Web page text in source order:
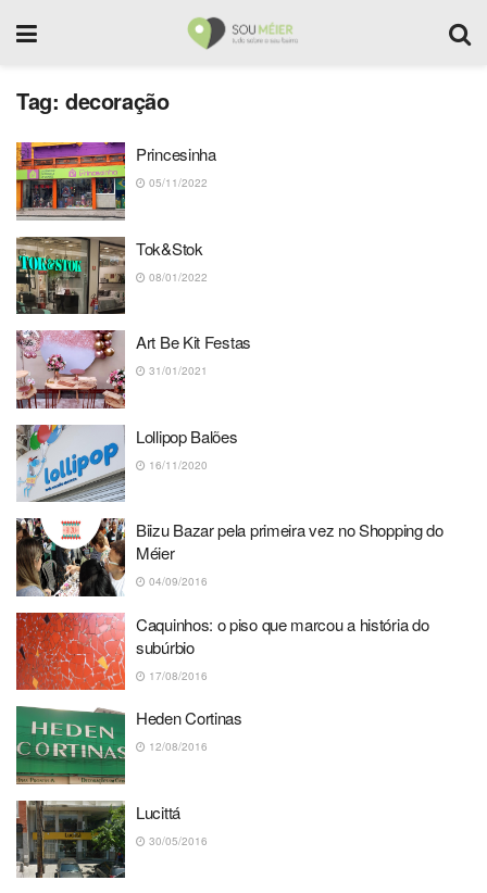
Tag: decoração
Princesinha
05/11/2022
Tok&Stok
08/01/2022
Art Be Kit Festas
31/01/2021
Lollipop Balões
16/11/2020
Biizu Bazar pela primeira vez no Shopping do
Méier
04/09/2016
Caquinhos: o piso que marcou a história do
subúrbio
17/08/2016
Heden Cortinas
12/08/2016
Lucittá
30/05/2016